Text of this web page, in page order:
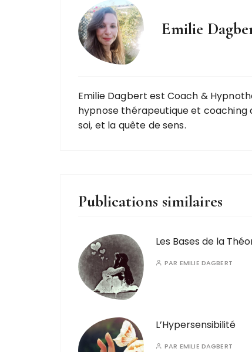
Emilie
Emilie Dagbert est Coach &
hypnose thérapeutique et coaching
soi, et la quête de sens.
Publications similaires
Les Bases de la
PAR EMILIE DAGBERT
L’Hypersensibilité
PAR EMILIE DAGBERT